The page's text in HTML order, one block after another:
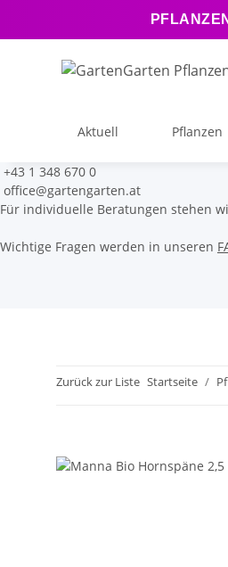
Aktuell Pflanzen
+43 1 348 670 0
office@gartengarten.at
Für individuelle Beratungen stehen
Wichtige Fragen werden in unseren
Zurück zur Liste Startseite